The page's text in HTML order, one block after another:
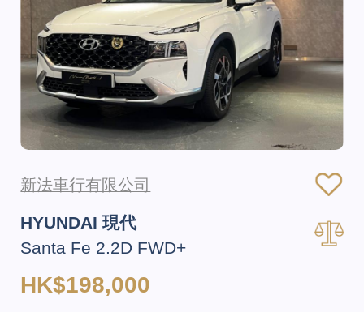
新法車行有限公司
HYUNDAI 現代
Santa Fe 2.2D FWD+
HK$198,000